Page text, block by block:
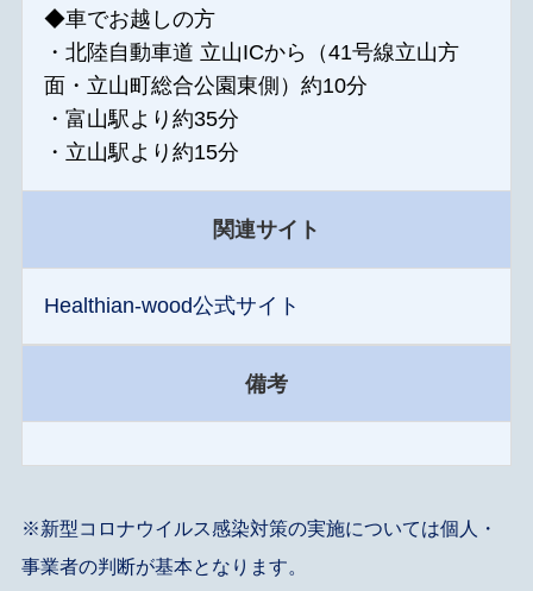
◆車でお越しの方
・北陸自動車道 立山ICから（41号線立山方
面・立山町総合公園東側）約10分
・富山駅より約35分
・立山駅より約15分
関連サイト
Healthian-wood公式サイト
備考
※新型コロナウイルス感染対策の実施については個人・
事業者の判断が基本となります。